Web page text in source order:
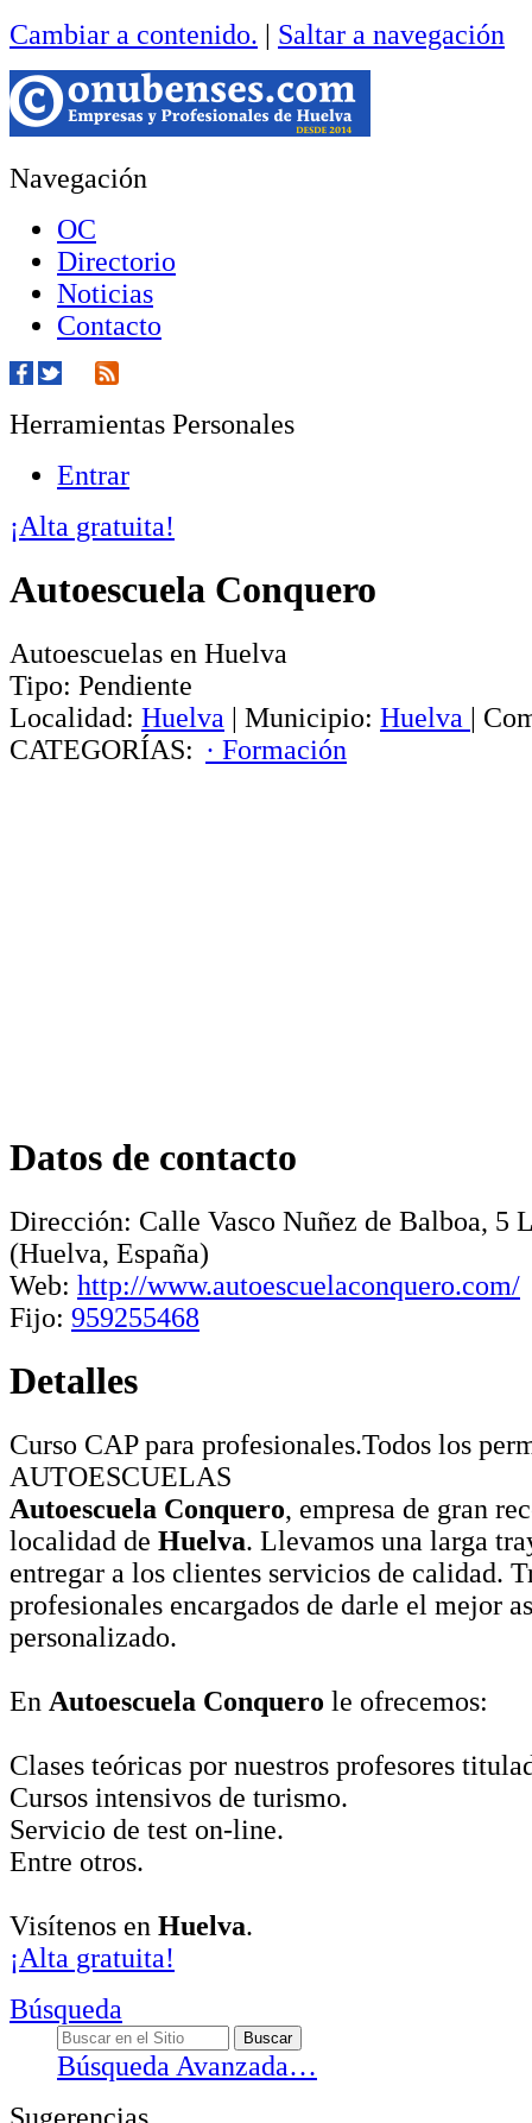
Cambiar a contenido. | Saltar a navegación
Navegación
OC
Directorio
Noticias
Contacto
Herramientas Personales
Entrar
¡Alta gratuita!
Autoescuela Conquero
Autoescuelas en Huelva
Tipo: Pendiente
Localidad: Huelva | Municipio: Huelva |
CATEGORÍAS: · Formación
Datos de contacto
Dirección: Calle Vasco Nuñez de Balboa, 5
(Huelva, España)
Web: http://www.autoescuelaconquero.com/
Fijo: 959255468
Detalles
Curso CAP para profesionales.Todos los
AUTOESCUELAS
Autoescuela Conquero, empresa de gran
localidad de Huelva. Llevamos una larga
entregar a los clientes servicios de calidad.
profesionales encargados de darle el mejor
personalizado.
En Autoescuela Conquero le ofrecemos:
Clases teóricas por nuestros profesores
Cursos intensivos de turismo.
Servicio de test on-line.
Entre otros.
Visítenos en Huelva.
¡Alta gratuita!
Búsqueda
Búsqueda Avanzada…
Sugerencias